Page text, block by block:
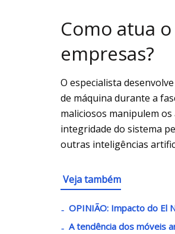
Como atua
empresas?
O especialista
de máquina durante a
maliciosos manipulem
integridade do sistema
outras inteligências
Veja também
OPINIÃO: Impacto do El
A tendência dos móveis